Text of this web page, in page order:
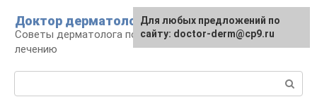
контенту
Доктор дерматолог
Советы дерматолога по уходу за кожей и
лечению
Для любых предложений по
сайту: doctor-derm@cp9.ru